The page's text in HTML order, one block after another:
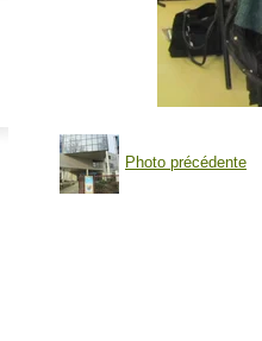
Photo précédente